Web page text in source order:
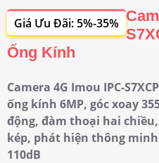
Giá Ưu Đãi: 5%-35%
Ống Kính
Camera 4G Imou IPC-
ống kính 6MP, góc xoay
động, đàm thoại hai chiều,
kép, phát hiện thông minh
110dB